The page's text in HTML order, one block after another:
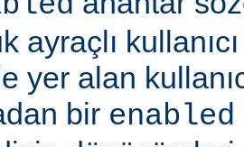
ayraçlı
yer alan
bir enabled